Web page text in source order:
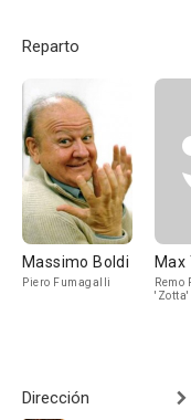
Reparto
Massimo Boldi
Piero Fumagalli
Max
Remo
'Zotta'
Dirección